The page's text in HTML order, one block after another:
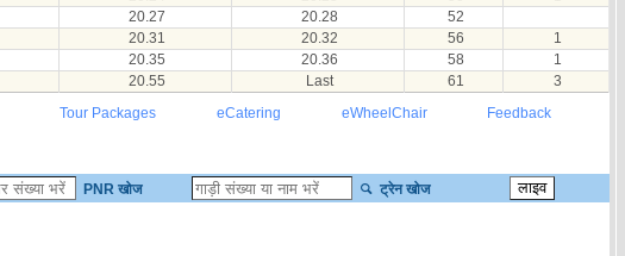
20.27 20.28
52
20.31 20.32 56
1
20.35 20.36 58
1
20.55 Last 61
3
Tour Packages eCatering eWheelChair Feedback
PNR खोज ट्रेन खोज